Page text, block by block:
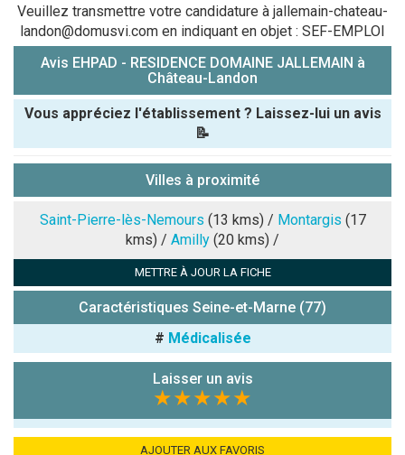
Veuillez transmettre votre candidature à jallemain-chateau-
landon@domusvi.com en indiquant en objet : SEF-EMPLOI
Avis EHPAD - RESIDENCE DOMAINE JALLEMAIN à
Château-Landon
Vous appréciez l'établissement ? Laissez-lui un avis
📝
Note que vous souhaitez attribuer :
Antispam -
chiffres) :
Avis sur
Villes à proximité
Saint-Pierre-lès-Nemours (13 kms) / Montargis (17
kms) / Amilly (20 kms) /
METTRE À JOUR LA FICHE
Caractéristiques Seine-et-Marne (77)
# Médicalisée
Laisser un avis
★★★★★
AJOUTER AUX FAVORIS